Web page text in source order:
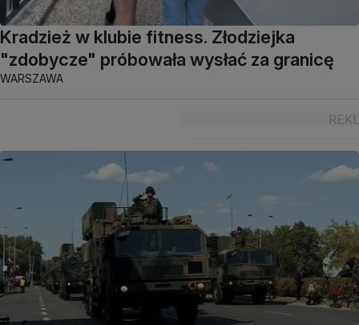
Kradzież w klubie fitness. Złodziejka
"zdobycze" próbowała wysłać za granicę
WARSZAWA